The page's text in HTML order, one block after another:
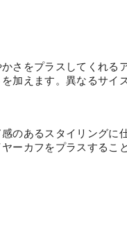
さをプラスしてくれ
加えます。異なるサイ
のあるスタイリングに
ーカフをプラスするこ